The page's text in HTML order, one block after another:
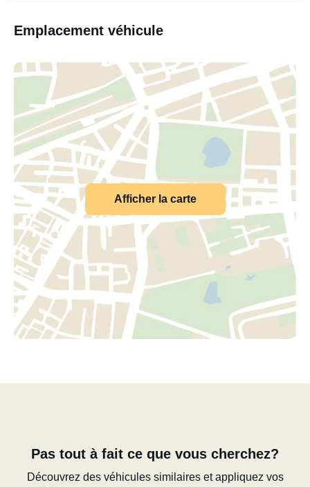
Emplacement véhicule
Afficher la carte
Pas tout à fait ce que vous cherchez?
Découvrez des véhicules similaires et appliquez vos